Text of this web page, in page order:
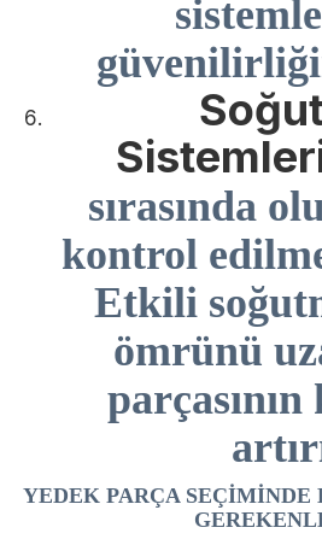
sırasında
kontrol
Etkili
ömrünü
YEDEK PARÇA